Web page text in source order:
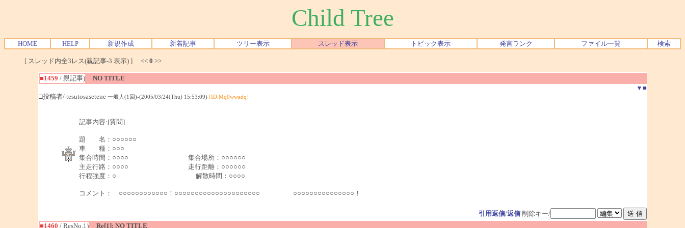
Child Tree
HOME HELP 新規作成 新着記事 ツリー表示 スレッド表示 トピック表示 発言ランク ファイル一覧 検索
[ スレッド内全3レス(親記事-3 表示) ] << 0 >>
■1459 / 親記事)
NO TITLE
▼ ■
□投稿者/ tesutosasetene 一般人(1回)-(2005/03/24(Thu) 15:53:09) [ID:Mq0wwadq]
記事内容:[質問]
題 名：○○○○○○
車 種：○○○
集合時間：○○○○ 集合場所：○○○○○○
主走行路：○○○○ 走行距離：○○○○○○
行程強度：○ 解散時間：○○○○
コメント： ○○○○○○○○○○○○！○○○○○○○○○○○○○○○○○○○○○ ○○○○○○○○○○○○○○○！
引用返信/返信 削除キー/
■1460 / ResNo.1)
Re[1]: NO TITLE